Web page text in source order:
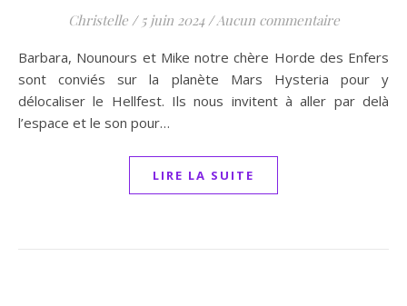
Christelle / 5 juin 2024 /Aucun commentaire
Barbara, Nounours et Mike notre chère Horde des Enfers
sont conviés sur la planète Mars Hysteria pour y
délocaliser le Hellfest. Ils nous invitent à aller par delà
l’espace et le son pour…
LIRE LA SUITE